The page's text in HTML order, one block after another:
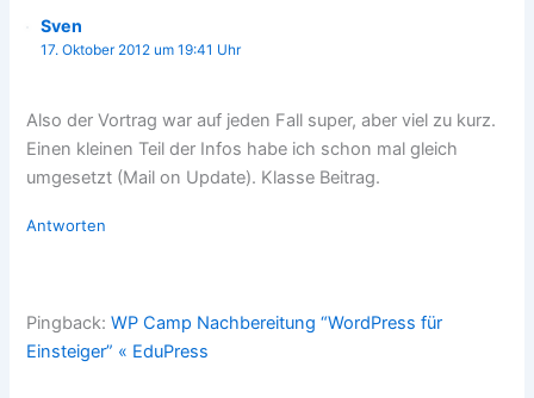
Sven
17. Oktober 2012 um 19:41 Uhr
Also der Vortrag war auf jeden Fall super, aber viel zu kurz.
Einen kleinen Teil der Infos habe ich schon mal gleich
umgesetzt (Mail on Update). Klasse Beitrag.
Antworten
Pingback:WP Camp Nachbereitung “WordPress für
Einsteiger” « EduPress